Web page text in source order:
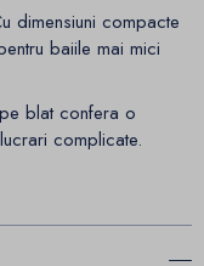
dimensiuni compacte
baiile mai mici
blat confera o
complicate.